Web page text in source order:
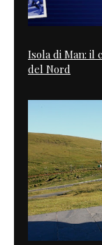
Isola di Man: il
del Nord